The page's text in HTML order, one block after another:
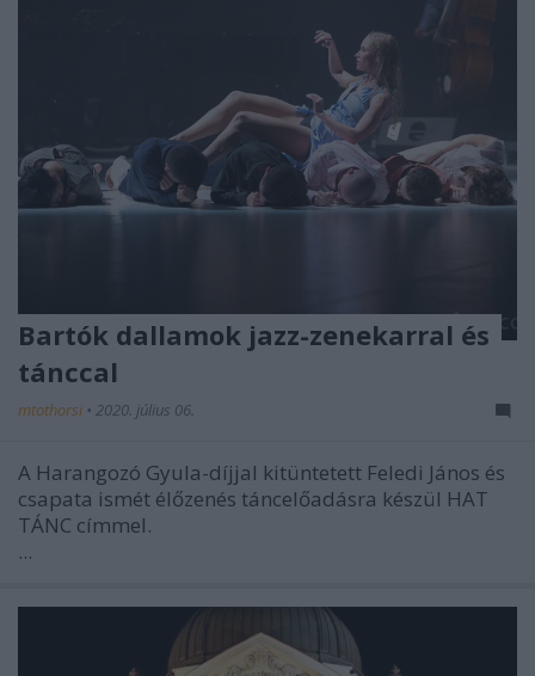
Bartók dallamok jazz-zenekarral és
tánccal
mtothorsi • 2020. július 06.
A Harangozó Gyula-díjjal kitüntetett Feledi János és
csapata ismét élőzenés táncelőadásra készül HAT
TÁNC címmel.
...